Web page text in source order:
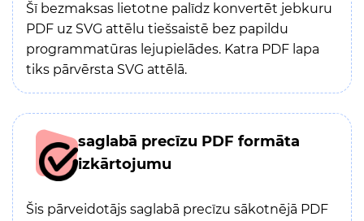
Šī bezmaksas lietotne palīdz konvertēt jebkuru
PDF uz SVG attēlu tiešsaistē bez papildu
programmatūras lejupielādes. Katra PDF lapa
tiks pārvērsta SVG attēlā.
saglabā precīzu PDF formāta
izkārtojumu
Šis pārveidotājs saglabā precīzu sākotnējā PDF